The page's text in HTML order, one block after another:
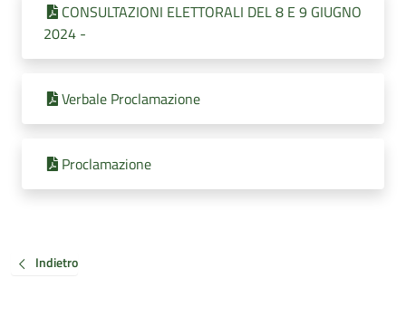
CONSULTAZIONI ELETTORALI DEL 8 E 9 GIUGNO
2024 -
Verbale Proclamazione
Proclamazione
Indietro